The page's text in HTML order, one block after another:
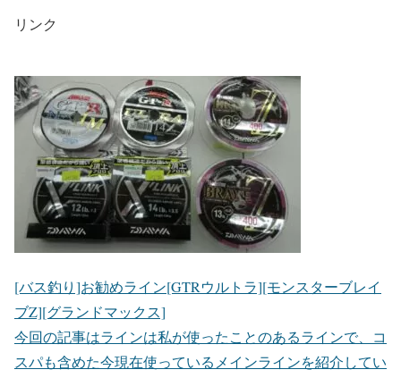
リンク
[バス釣り]お勧めライン[GTRウルトラ][モンスターブレイ
ブZ][グランドマックス]
今回の記事はラインは私が使ったことのあるラインで、コ
スパも含めた今現在使っているメインラインを紹介してい